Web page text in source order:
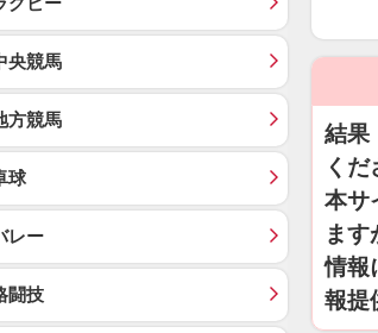
結果
くだ
本サ
ま
情報
報提
央競馬
方競馬
球
レー
闘技